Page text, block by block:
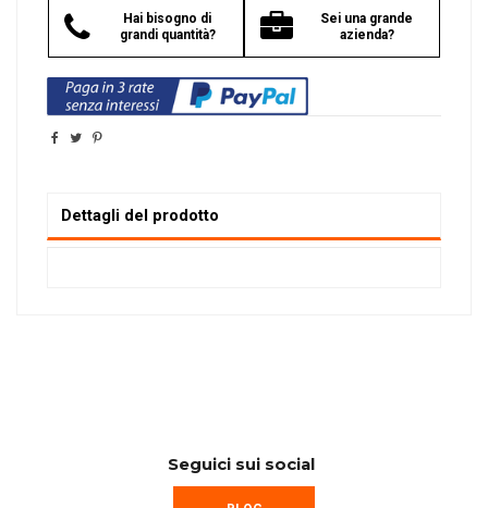
Hai bisogno di
grandi quantità?
Sei una grande
azienda?
Dettagli del prodotto
Seguici sui social